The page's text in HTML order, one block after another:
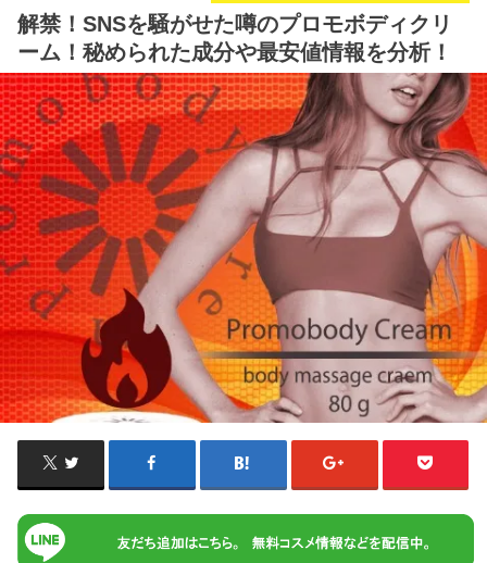
解禁！SNSを騒がせた噂のプロモボディクリ
ーム！秘められた成分や最安値情報を分析！